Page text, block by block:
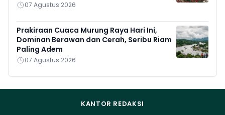
07 Agustus 2026
Prakiraan Cuaca Murung Raya Hari Ini,
Dominan Berawan dan Cerah, Seribu Riam
Paling Adem
07 Agustus 2026
KANTOR REDAKSI